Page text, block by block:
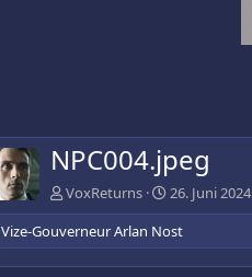
NPC004.jpeg
VoxReturns
26. Juni 2024
Vize-Gouverneur Arlan Nost